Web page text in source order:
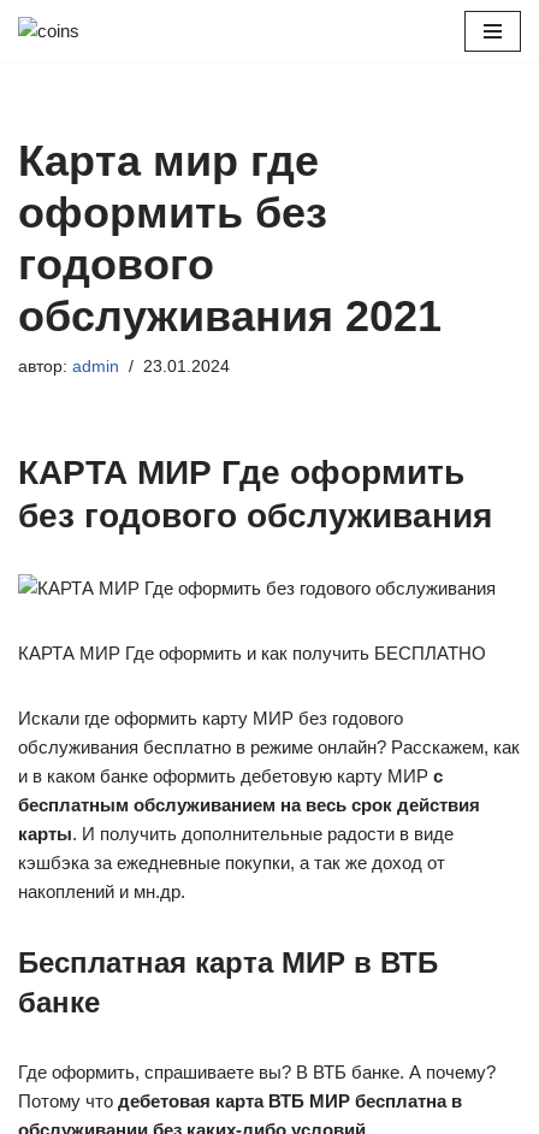
Карта мир где
оформить без
годового
обслуживания 2021
автор: admin 23.01.2024
КАРТА МИР Где оформить
без годового обслуживания
КАРТА МИР Где оформить и как получить БЕСПЛАТНО
Искали где оформить карту МИР без годового
обслуживания бесплатно в режиме онлайн? Расскажем, как
и в каком банке оформить дебетовую карту МИР с
бесплатным обслуживанием на весь срок действия
карты. И получить дополнительные радости в виде
кэшбэка за ежедневные покупки, а так же доход от
накоплений и мн.др.
Бесплатная карта МИР в ВТБ
банке
Где оформить, спрашиваете вы? В ВТБ банке. А почему?
Потому что дебетовая карта ВТБ МИР бесплатна в
обслуживании без каких-либо условий.